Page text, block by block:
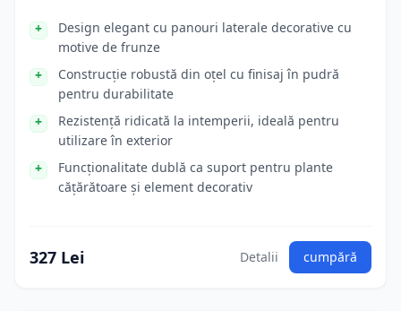
Design elegant cu panouri laterale decorative cu
motive de frunze
Construcție robustă din oțel cu finisaj în pudră
pentru durabilitate
Rezistență ridicată la intemperii, ideală pentru
utilizare în exterior
Funcționalitate dublă ca suport pentru plante
cățărătoare și element decorativ
327 Lei Detalii cumpără